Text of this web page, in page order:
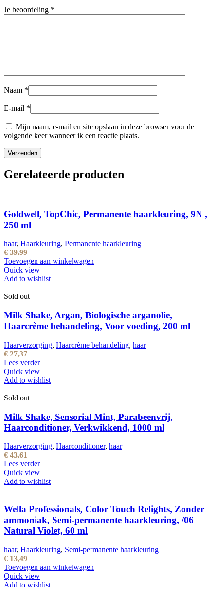
Je beoordeling *
Naam *
E-mail *
Mijn naam, e-mail en site opslaan in deze browser voor de
volgende keer wanneer ik een reactie plaats.
Gerelateerde producten
Goldwell, TopChic, Permanente haarkleuring, 9N ,
250 ml
haar, Haarkleuring, Permanente haarkleuring
€ 39,99
Toevoegen aan winkelwagen
Quick view
Add to wishlist
Sold out
Milk Shake, Argan, Biologische arganolie,
Haarcrème behandeling, Voor voeding, 200 ml
Haarverzorging, Haarcrème behandeling, haar
€ 27,37
Lees verder
Quick view
Add to wishlist
Sold out
Milk Shake, Sensorial Mint, Parabeenvrij,
Haarconditioner, Verkwikkend, 1000 ml
Haarverzorging, Haarconditioner, haar
€ 43,61
Lees verder
Quick view
Add to wishlist
Wella Professionals, Color Touch Relights, Zonder
ammoniak, Semi-permanente haarkleuring, /06
Natural Violet, 60 ml
haar, Haarkleuring, Semi-permanente haarkleuring
€ 13,49
Toevoegen aan winkelwagen
Quick view
Add to wishlist